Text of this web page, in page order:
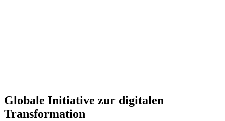
Globale Initiative zur digitalen
Transformation